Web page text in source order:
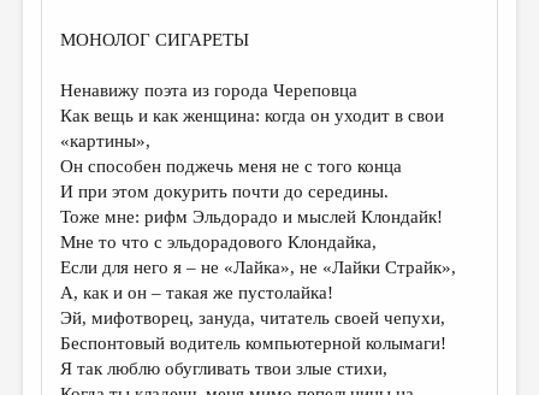
КОЛОНКА РЕДАКТОРА
ОТ РЕДАКЦИИ
МАЛАЯ ПРОЗА
ЭССЕИСТИКА
ЛИТЕРАТУРОВЕДЕНИЕ
КУЛЬТУРОВЕДЕНИЕ
ПУБЛИЦИСТИКА
РЕЦЕНЗИРОВАНИЕ
МОНОЛОГ СИГАРЕТЫ
Ненавижу поэта из города Череповца
Как вещь и как женщина: когда он уходит в свои
«картины»,
Он способен поджечь меня не с того конца
И при этом докурить почти до середины.
Тоже мне: рифм Эльдорадо и мыслей Клондайк!
Мне то что с эльдорадового Клондайка,
Если для него я – не «Лайка», не «Лайки Страйк»,
А, как и он – такая же пустолайка!
Эй, мифотворец, зануда, читатель своей чепухи,
Беспонтовый водитель компьютерной колымаги!
Я так люблю обугливать твои злые стихи,